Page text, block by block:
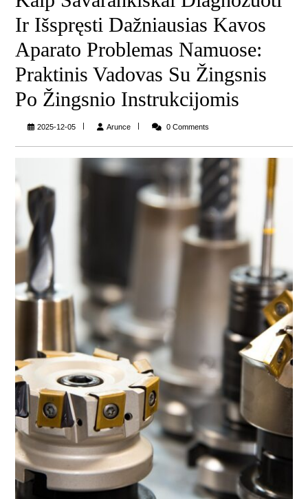
Ir Išspręsti Dažniausias Kavos
Aparato Problemas Namuose:
Praktinis Vadovas Su Žingsnis
Po Žingsnio Instrukcijomis
2025-12-05 ArunceArunce 0 Comments